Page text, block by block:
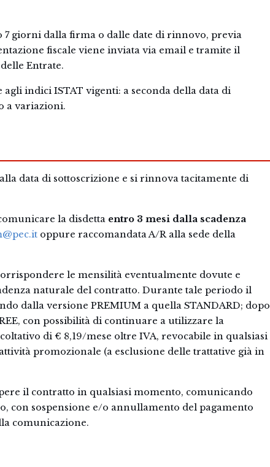
giorni dalla firma o dalle date di rinnovo, previa
fiscale viene inviata via email e tramite il
Entrate.
indici ISTAT vigenti: a seconda della data di
a variazioni.
data di sottoscrizione e si rinnova tacitamente di
la disdetta entro 3 mesi dalla scadenza
oppure raccomandata A/R alla sede della
le mensilità eventualmente dovute e
naturale del contratto. Durante tale periodo il
dalla versione PREMIUM a quella STANDARD; dopo
con possibilità di continuare a utilizzare la
di € 8,19/mese oltre IVA, revocabile in qualsiasi
promozionale (a esclusione delle trattative già in
il contratto in qualsiasi momento, comunicando
con sospensione e/o annullamento del pagamento
comunicazione.